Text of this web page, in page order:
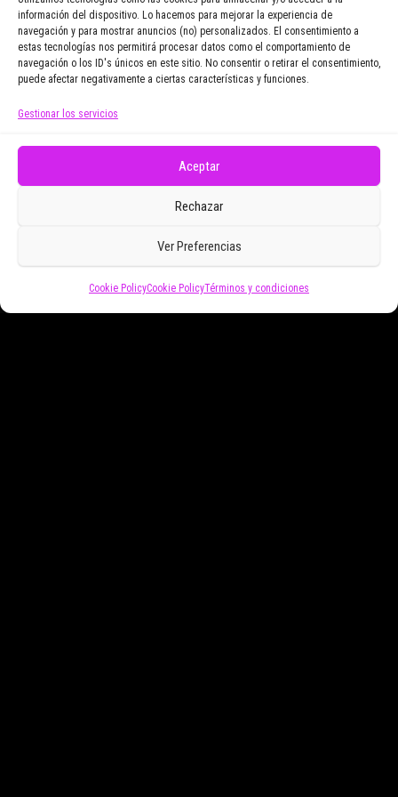
información del dispositivo. Lo hacemos para mejorar la experiencia de
navegación y para mostrar anuncios (no) personalizados. El consentimiento a
estas tecnologías nos permitirá procesar datos como el comportamiento de
navegación o los ID's únicos en este sitio. No consentir o retirar el consentimiento,
puede afectar negativamente a ciertas características y funciones.
Gestionar los servicios
Aceptar
Rechazar
Ver Preferencias
Cookie PolicyCookie PolicyTérminos y condiciones
Email Address
electrónicos promocionales de Zoomdestinos.es
Funciona gracias aWordPress |Tema:Envo Magazine